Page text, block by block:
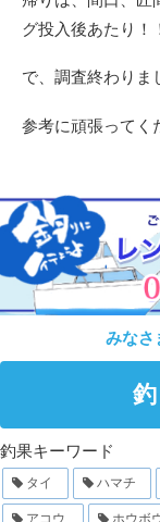
グ投入後あたり！
で、調査終わりま
参考に頑張ってく
みなさ
釣果キーワード
タイ ハマチ